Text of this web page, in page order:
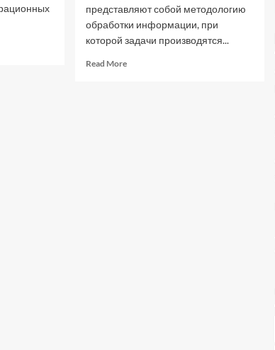
представляют собой методологию
обработки информации, при
которой задачи производятся...
Read MoreRead